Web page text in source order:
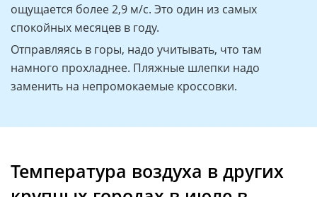
ощущается более 2,9 м/с. Это один из самых
спокойных месяцев в году.
Отправляясь в горы, надо учитывать, что там
намного прохладнее. Пляжные шлепки надо
заменить на непромокаемые кроссовки.
Температура воздуха в других